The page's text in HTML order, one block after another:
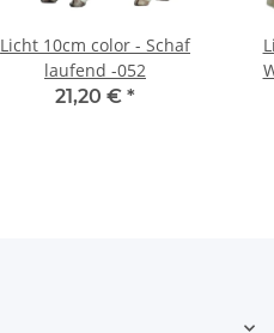
Licht 10cm color - Schaf
laufend -052
21,20 € *